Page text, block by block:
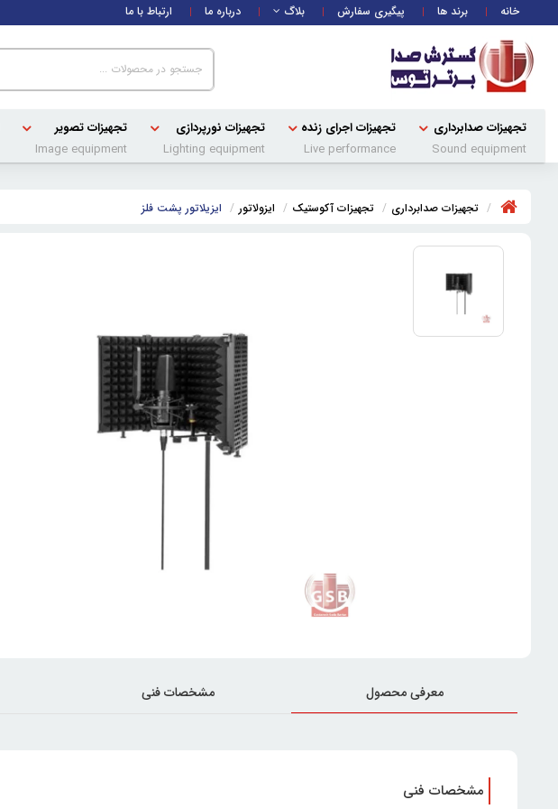
خانه برند ها پیگیری سفارش بلاگ درباره ما ارتباط با ما
تجهیزات صدابرداری
Sound equipment
تجهیزات اجرای زنده
Live performance
تجهیزات نورپردازی
Lighting equipment
تجهیزات تصویر
Image equipment
تجهیزات صدابرداری تجهیزات آکوستیک ایزولاتور ایزیلاتور پشت فلز
معرفی محصول مشخصات فنی
مشخصات فنی